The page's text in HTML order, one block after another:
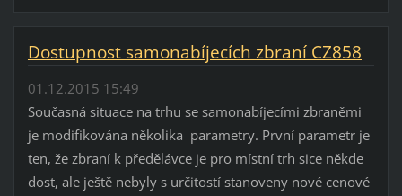
Dostupnost samonabíjecích zbraní CZ858
01.12.2015 15:49
Současná situace na trhu se samonabíjecími zbraněmi
je modifikována několika parametry. První parametr je
ten, že zbraní k předělávce je pro místní trh sice někde
dost, ale ještě nebyly s určitostí stanoveny nové cenové